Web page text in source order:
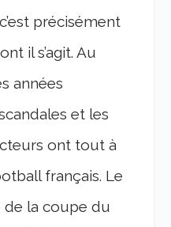
précisément
il s’agit. Au
années
et les
ont tout à
français. Le
la coupe du